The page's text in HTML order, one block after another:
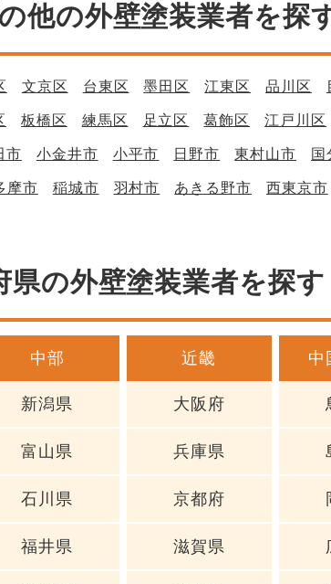
他の外壁塗装業者を探
文京区 台東区 墨田区 江東区 品川区
板橋区 練馬区 足立区 葛飾区 江戸川区
市 小金井市 小平市 日野市 東村山市 国
摩市 稲城市 羽村市 あきる野市 西東京市
県の外壁塗装業者を探す
中部
新潟県
富山県
石川県
福井県
近畿
大阪府
兵庫県
京都府
滋賀県
中